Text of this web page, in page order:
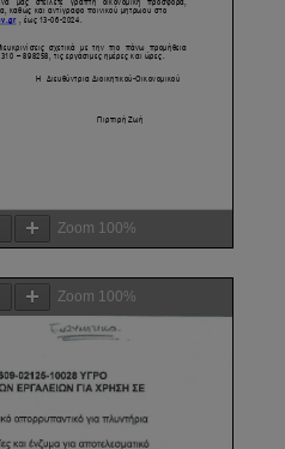
Zoom 100%
Zoom 100%